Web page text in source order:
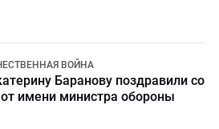
ВОЙНА
Баранову поздравили со
имени министра обороны